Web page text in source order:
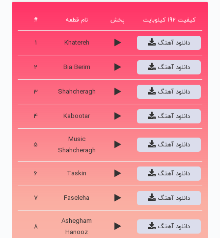
# نام قطعه پخش کیفیت 192 کیلوبایت
1 Khatereh دانلود آهنگ
2 Bia Berim دانلود آهنگ
3 Shahcheragh دانلود آهنگ
4 Kabootar دانلود آهنگ
5
Music
Shahcheragh
دانلود آهنگ
6 Taskin دانلود آهنگ
7 Faseleha دانلود آهنگ
8
Ashegham
Hanooz
دانلود آهنگ